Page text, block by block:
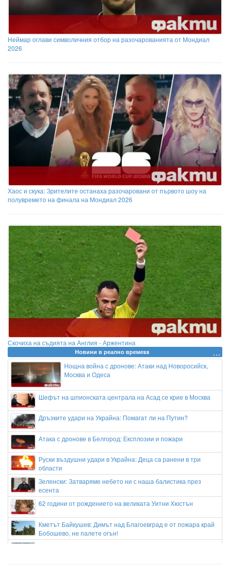
Неймар оглави символичния отбор на разочарованията от Мондиал
2026
Хаос и скука: Зрителите останаха разочаровани от първото шоу на
полувремето на финала на Мондиал 2026
Скочиха на съдията на Англия - Аржентина
Новини в реално времеss
Нощна война с дронове: Атаки над Новоросийск,
Москва и Одеса
Шефът на шпионската централа на Асад се крие в Москва
Дръзките удари на Украйна: Помагат ли на Путин?
Атака с дронове в Белгород: Експлозии и пожари
Руски въздушни удари в Украйна: Деца са ранени в три
области
Зеленски: Затваряме небето ни с наша балистика през
есента
62 години от рождението на великата Уитни Хюстън
Кметът Байкушев: Димът над Благоевград е от пожара край
Бобошево, не палете огън!